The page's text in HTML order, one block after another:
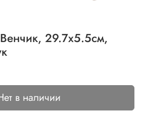
29.7х5.5см,
в наличии